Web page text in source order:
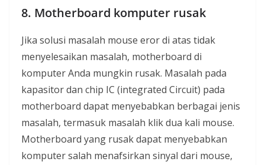
8. Motherboard komputer rusak
Jika solusi masalah mouse eror di atas tidak
menyelesaikan masalah, motherboard di
komputer Anda mungkin rusak. Masalah pada
kapasitor dan chip IC (integrated Circuit) pada
motherboard dapat menyebabkan berbagai jenis
masalah, termasuk masalah klik dua kali mouse.
Motherboard yang rusak dapat menyebabkan
komputer salah menafsirkan sinyal dari mouse,